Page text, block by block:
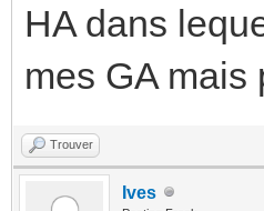
HA dans
mes GA mais
Trouver
Ives